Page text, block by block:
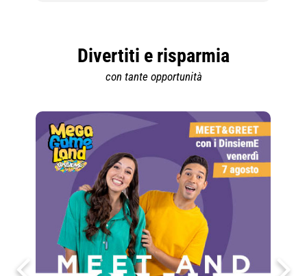
Divertiti e risparmia
con tante opportunità